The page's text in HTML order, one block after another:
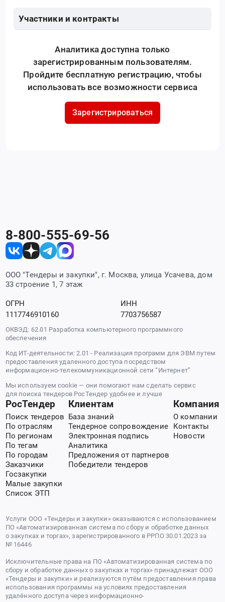
Участники и контракты
Аналитика доступна только
зарегистрированным пользователям.
Пройдите бесплатную регистрацию, чтобы
использовать все возможности сервиса
Зарегистрироваться
8-800-555-69-56
ООО "Тендеры и закупки", г. Москва, улица Усачева, дом
33 строение 1, 7 этаж
ОГРН
1117746910160
ИНН
7703756587
ОКВЭД: 62.01 Разработка компьютерного программного
обеспечения
Код ИТ-деятельности: 2.01 - Реализация программ для ЭВМ путем
предоставления удаленного доступа посредством
информационно-телекоммуникационной сети “Интернет”
Мы используем cookie — они помогают нам сделать сервис
для поиска тендеров РосТендер удобнее и лучше
РосТендер
Поиск тендеров
По отраслям
По регионам
По тегам
По городам
Заказчики
Госзакупки
Малые закупки
Список ЭТП
Клиентам
База знаний
Тендерное сопровождение
Электронная подпись
Аналитика
Предложения от партнеров
Победители тендеров
Компания
О компании
Контакты
Новости
Услуги ООО «Тендеры и закупки» оказываются с использованием
ПО «Автоматизированная система по сбору и обработке данных
о закупках и торгах», зарегистрированного в РРПО 30.01.2023 за
№ 16446
Исключительные права на ПО «Автоматизированная система по
сбору и обработке данных о закупках и торгах» принадлежат ООО
«Тендеры и закупки» и реализуются путём предоставления права
использования программы на условиях предоставления
удалённого доступа через информационно-